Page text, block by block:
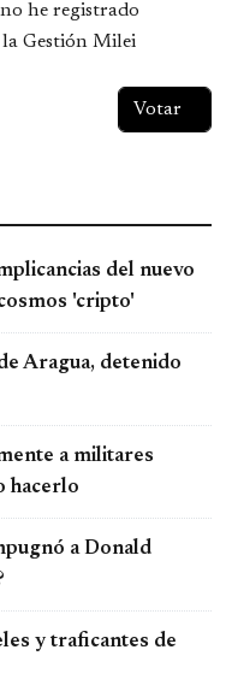
he registrado
la Gestión Milei
del nuevo
'cripto'
Aragua, detenido
a militares
hacerlo
a Donald
y traficantes de